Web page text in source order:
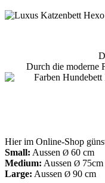
Durch die moderne
Hier im Online-Shop
Small: Aussen Ø 60 cm
Medium: Aussen Ø 75cm
Large: Aussen Ø 90 cm